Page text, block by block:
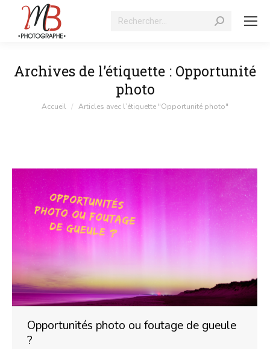
Recherche
Archives de l’étiquette : Opportunité
photo
Vous êtes ici :
Accueil Articles avec l’étiquette "Opportunité photo"
Opportunités photo ou foutage de gueule
?